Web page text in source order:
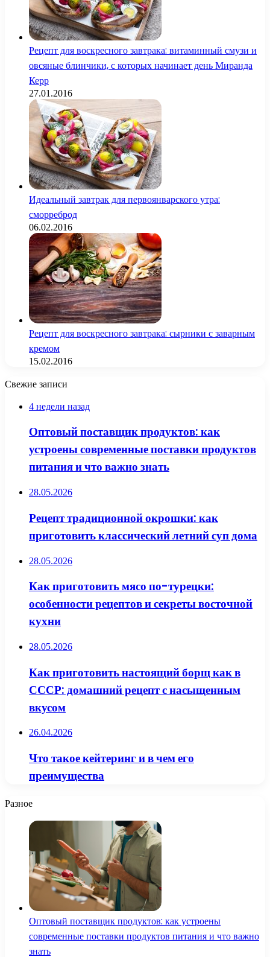
Рецепт для воскресного завтрака: витаминный смузи и
овсяные блинчики, с которых начинает день Миранда
Керр
27.01.2016
Идеальный завтрак для первоянварского утра:
сморреброд
06.02.2016
Рецепт для воскресного завтрака: сырники с заварным
кремом
15.02.2016
Свежие записи
4 недели назад
Оптовый поставщик продуктов: как
устроены современные поставки продуктов
питания и что важно знать
28.05.2026
Рецепт традиционной окрошки: как
приготовить классический летний суп дома
28.05.2026
Как приготовить мясо по-турецки:
особенности рецептов и секреты восточной
кухни
28.05.2026
Как приготовить настоящий борщ как в
СССР: домашний рецепт с насыщенным
вкусом
26.04.2026
Что такое кейтеринг и в чем его
преимущества
Разное
Оптовый поставщик продуктов: как устроены
современные поставки продуктов питания и что важно
знать